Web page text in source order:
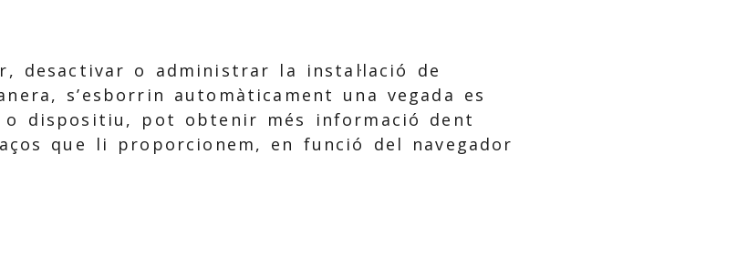
desactivar o administrar la instal·lació de
s’esborrin automàticament una vegada es
o dispositiu, pot obtenir més informació dent
que li proporcionem, en funció del navegador